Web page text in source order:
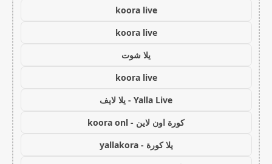
koora live
koora live
يلا شوت
koora live
Yalla Live - يلا لايف
كورة اون لاين - koora onl
يلا كورة - yallakora